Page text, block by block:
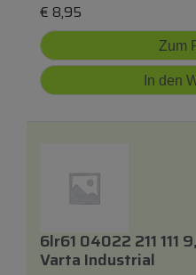
€ 8,95
Zum
In den
6lr61 04022 211 111
Varta Industrial